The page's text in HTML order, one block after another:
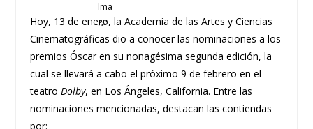
Hoy, 13 de enero, la Academia de las Artes y Ciencias
Cinematográficas dio a conocer las nominaciones a los
premios Óscar en su nonagésima segunda edición, la
cual se llevará a cabo el próximo 9 de febrero en el
teatro Dolby, en Los Ángeles, California. Entre las
nominaciones mencionadas, destacan las contiendas
por: